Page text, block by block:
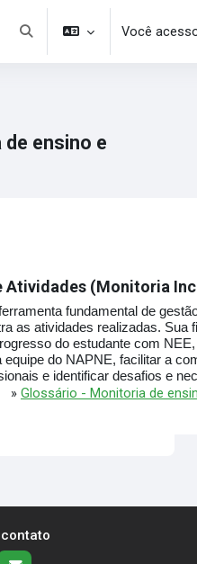
Alternar entrada de pesquisa
Você
ensino e
Atividades (Monitoria
fundamental de
as atividades realizadas. Sua
do estudante com
equipe do NAPNE, facilitar a
e identificar desafios e
» Glossário - Monitoria de